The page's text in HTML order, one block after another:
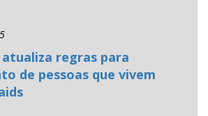
atualiza regras para
de pessoas que vivem